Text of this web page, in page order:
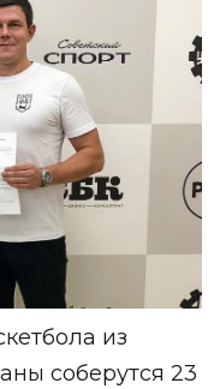
из
соберутся 23